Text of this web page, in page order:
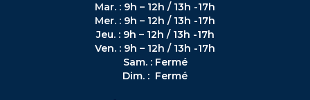
Mar. : 9h – 12h / 13h -17h
Mer. : 9h – 12h / 13h -17h
Jeu. : 9h – 12h / 13h -17h
Ven. : 9h – 12h / 13h -17h
Sam. : Fermé
Dim. : Fermé